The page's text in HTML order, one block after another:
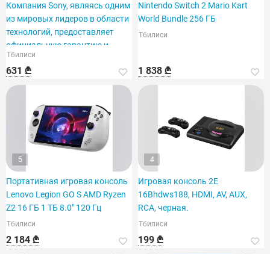
Компания Sony, являясь одним
из мировых лидеров в области
технологий, предоставляет
официальную гарантию и
доставку на место.
Тбилиси
631 ₾
Nintendo Switch 2 Mario Kart
World Bundle 256 ГБ
Тбилиси
1 838 ₾
5
Портативная игровая консоль
Lenovo Legion GO S AMD Ryzen
Z2 16 ГБ 1 ТБ 8.0" 120 Гц
Тбилиси
2 184 ₾
4
Игровая консоль 2E
16Bhdws188, HDMI, AV, AUX,
RCA, черная.
Тбилиси
199 ₾